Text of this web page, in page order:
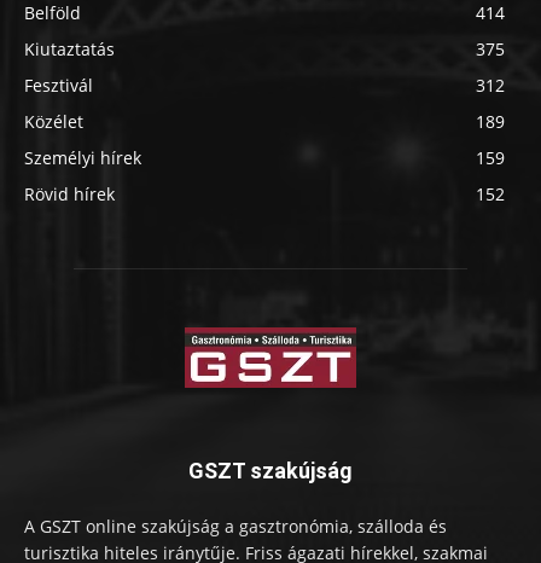
Belföld
414
Kiutaztatás
375
Fesztivál
312
Közélet
189
Személyi hírek
159
Rövid hírek
152
GSZT szakújság
A GSZT online szakújság a gasztronómia, szálloda és
turisztika hiteles iránytűje. Friss ágazati hírekkel, szakmai